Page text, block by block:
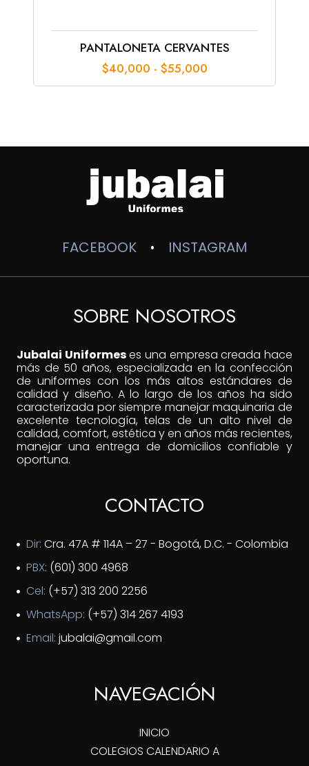
PANTALONETA CERVANTES
$40,000 - $55,000Rango
de
$55,000
FACEBOOK • INSTAGRAM
SOBRE NOSOTROS
Jubalai Uniformeses una empresa creada hace
más de 50 años, especializada en la confección
de uniformes con los más altos estándares de
calidad y diseño. A lo largo de los años ha sido
caracterizada por siempre manejar maquinaria de
excelente tecnología, telas de un alto nivel de
calidad, comfort, estética y en años más recientes,
manejar una entrega de domicilios confiable y
oportuna.
CONTACTO
Dir: Cra. 47A # 114A – 27 - Bogotá, D.C. - Colombia
PBX: (601) 300 4968
Cel: (+57) 313 200 2256
WhatsApp: (+57) 314 267 4193
Email: jubalai@gmail.com
NAVEGACIÓN
INICIO
COLEGIOS CALENDARIO A